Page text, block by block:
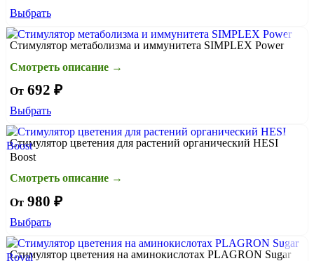
Выбрать
Стимулятор метаболизма и иммунитета SIMPLEX Power
Смотреть описание →
От692 ₽
Выбрать
Стимулятор цветения для растений органический HESI
Boost
Смотреть описание →
От980 ₽
Выбрать
Стимулятор цветения на аминокислотах PLAGRON Sugar